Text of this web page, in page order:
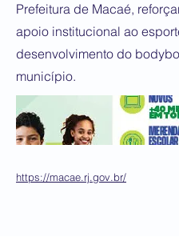
Prefeitura de Macaé,
apoio institucional ao
desenvolvimento do
município.
https://macae.rj.gov.br/